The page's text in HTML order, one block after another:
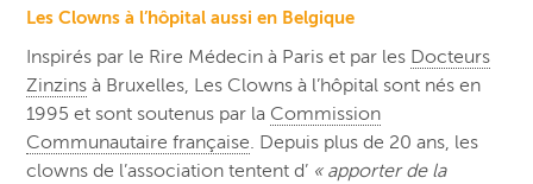
Les Clowns à l’hôpital aussi en Belgique
Inspirés par le Rire Médecin à Paris et par les Docteurs
Zinzins à Bruxelles, Les Clowns à l’hôpital sont nés en
1995 et sont soutenus par la Commission
Communautaire française. Depuis plus de 20 ans, les
clowns de l’association tentent d’ « apporter de la